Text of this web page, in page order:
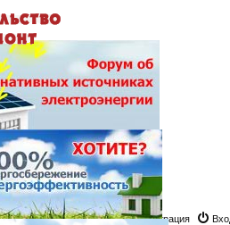
Регистрация